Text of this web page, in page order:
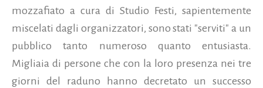
mozzafiato a cura di Studio Festi, sapientemente
miscelati dagli organizzatori, sono stati "serviti" a un
pubblico tanto numeroso quanto entusiasta.
Migliaia di persone che con la loro presenza nei tre
giorni del raduno hanno decretato un successo